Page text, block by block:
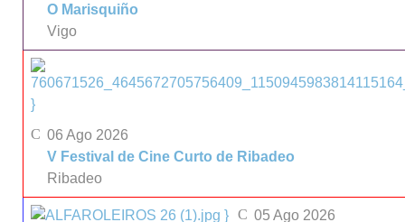
O Marisquiño
Vigo
}
06 Ago 2026
V Festival de Cine Curto de Ribadeo
Ribadeo
}
05 Ago 2026